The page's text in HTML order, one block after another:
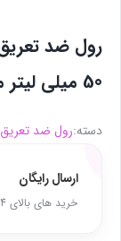
50 میلی لیتر مجموعه 2 عددی
دسته:رول ضد تعریق
ارسال رایگان
خرید های بالای 4 میلیون تومان